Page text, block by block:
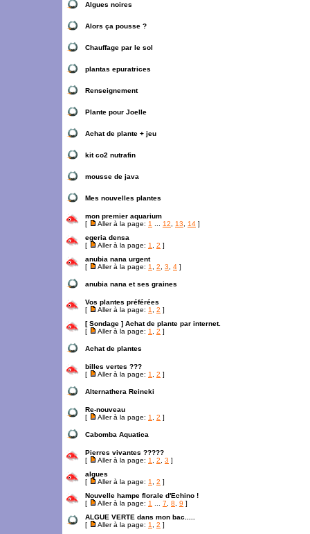
Algues noires
Alors ça pousse ?
Chauffage par le sol
plantas epuratrices
Renseignement
Plante pour Joelle
Achat de plante + jeu
kit co2 nutrafin
mousse de java
Mes nouvelles plantes
mon premier aquarium
[
Aller à la page: 1 12 13 14 ]
egeria densa
[
Aller à la page: 1 2 ]
anubia nana urgent
[
Aller à la page: 1 2 3 4 ]
anubia nana et ses graines
Vos plantes préférées
[
Aller à la page: 1 2 ]
[ Sondage ] Achat de plante par internet.
[
Aller à la page: 1 2 ]
Achat de plantes
billes vertes ???
[
Aller à la page: 1 2 ]
Alternathera Reineki
Re-nouveau
[
Aller à la page: 1 2 ]
Cabomba Aquatica
Pierres vivantes ?????
[
Aller à la page: 1 2 3 ]
algues
[
Aller à la page: 1 2 ]
Nouvelle hampe florale d'Echino !
[
Aller à la page: 1 7 8 9 ]
ALGUE VERTE dans mon bac.....
[
Aller à la page: 1 2 ]